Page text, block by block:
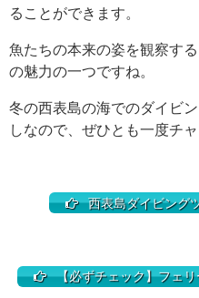
ることができます。
魚たちの本来の姿を観察す
の魅力の一つですね。
冬の西表島の海でのダイビ
しなので、ぜひとも一度チ
西表島ダイビング
【必ずチェック】フェ